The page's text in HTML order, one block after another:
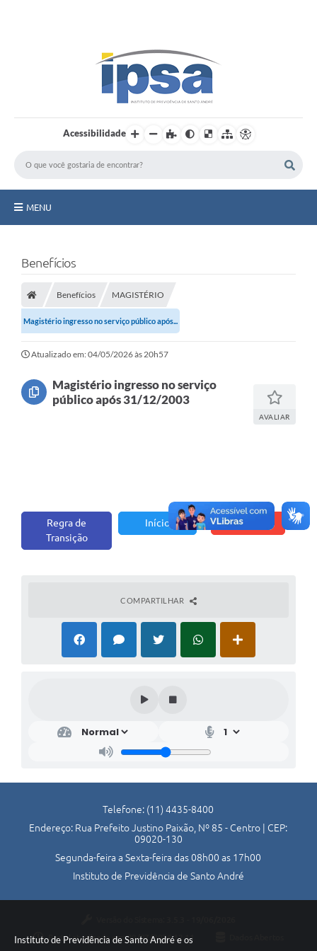
Instituto de Previdência de Santo André e os
Acessibilidade
MENU
Prestação de Contas
Benefícios
Notícias
Contato
Benefícios
Benefícios MAGISTÉRIO
Magistério ingresso no serviço público após...
Atualizado em: 04/05/2026 às 20h57
Magistério ingresso no serviço
público após 31/12/2003
AVALIAR
Regra de
Transição
Início Sair
COMPARTILHAR
Telefone: (11) 4435-8400
Endereço: Rua Prefeito Justino Paixão, Nº 85 - Centro | CEP:
09020-130
Segunda-feira a Sexta-feira das 08h00 as 17h00
Instituto de Previdência de Santo André
Portal atualizado em:30/07/2026 12:11